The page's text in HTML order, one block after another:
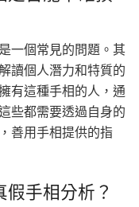
一個常見的問題。其
讀個人潛力和特質的
有這種手相的人，通
些都需要透過自身的
善用手相提供的指
假手相分析？